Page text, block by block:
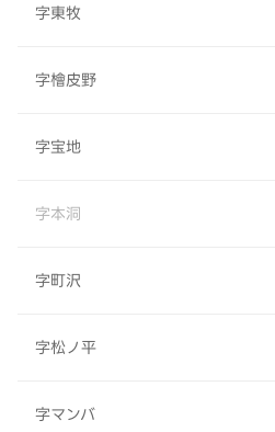
字東牧
字檜皮野
字宝地
字本洞
字町沢
字松ノ平
字マンバ